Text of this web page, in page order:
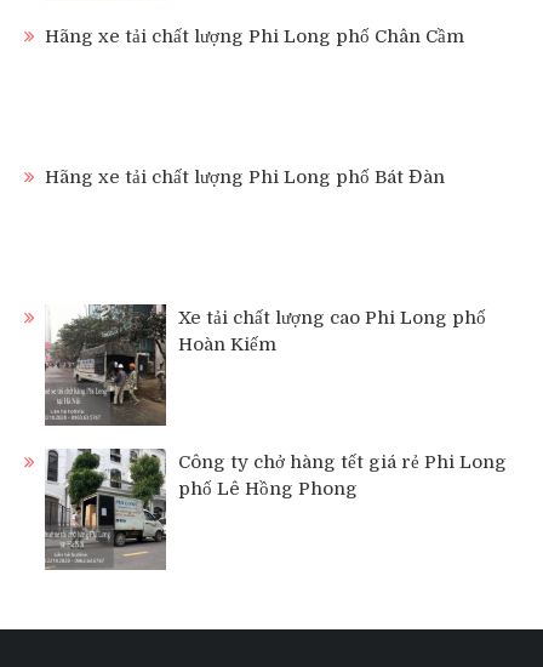
Hãng xe tải chất lượng Phi Long phố Chân Cầm
Hãng xe tải chất lượng Phi Long phố Bát Đàn
Xe tải chất lượng cao Phi Long phố
Hoàn Kiếm
Công ty chở hàng tết giá rẻ Phi Long
phố Lê Hồng Phong